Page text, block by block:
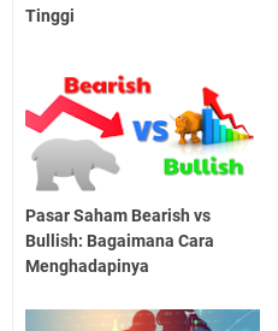
Tinggi
Pasar Saham Bearish vs
Bullish: Bagaimana Cara
Menghadapinya